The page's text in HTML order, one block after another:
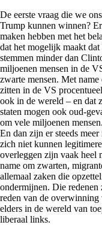
De eerste vraag die we
Trump kunnen winnen?
maken hebben met het
dat het mogelijk maakt
stemmen minder dan
miljoenen mensen in de
zwarte mensen. Met
zitten in de VS
ook in de wereld – en dat
staten mogen ook oud-
om vele miljoenen mensen.
En dan zijn er steeds
zich niet kunnen
overleggen zijn vaak heel
name om zwarten,
allemaal zaken die
ondermijnen. Die
reden van de overwinning
elders in de wereld van
liberaal links.